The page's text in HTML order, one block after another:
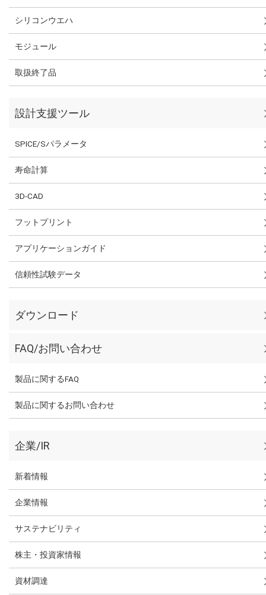
シリコンウエハ
モジュール
取扱終了品
設計支援ツール
SPICE/Sパラメータ
寿命計算
3D-CAD
フットプリント
アプリケーションガイド
信頼性試験データ
ダウンロード
FAQ/お問い合わせ
製品に関するFAQ
製品に関するお問い合わせ
企業/IR
新着情報
企業情報
サステナビリティ
株主・投資家情報
資材調達